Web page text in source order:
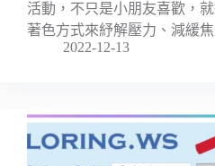
活動，不只是小朋友喜歡，
著色方式來紓解壓力、減緩
2022-12-13